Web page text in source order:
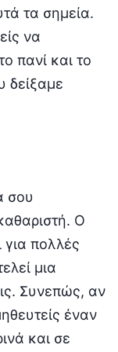
τα σημεία.
να
πανί και το
δείξαμε
σου
Ο
για πολλές
μια
Συνεπώς, αν
έναν
και σε